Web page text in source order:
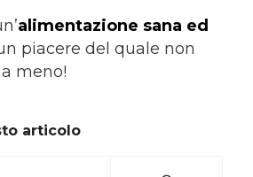
alimentazione sana ed
piacere del quale non
meno!
articolo